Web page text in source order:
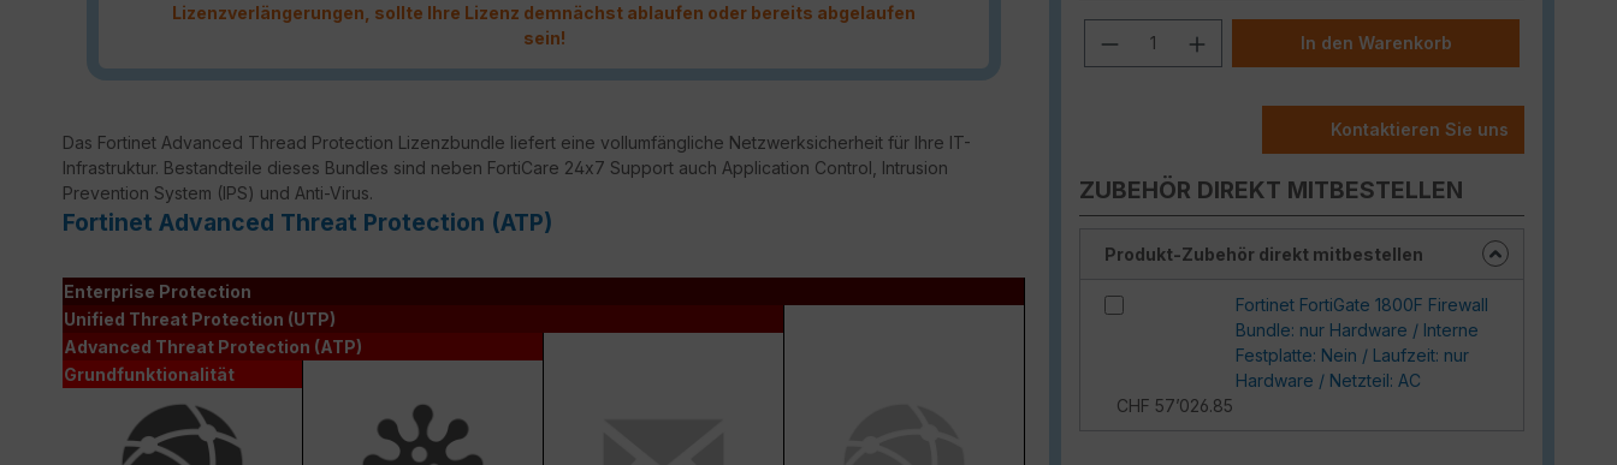
Produkt Anzahl: Gib den
In den Warenkorb
Kontaktieren Sie uns
ZUBEHÖR DIREKT MITBESTELLEN
Produkt-Zubehör direkt mitbestellen
Fortinet FortiGate 1800F Firewall
Bundle: nur Hardware / Interne
Festplatte: Nein / Laufzeit: nur
Hardware / Netzteil: AC
CHF 57’026.85
Lizenzverlängerungen, sollte Ihre Lizenz demnächst ablaufen oder bereits abgelaufen
sein!
Das Fortinet Advanced Thread Protection Lizenzbundle liefert eine vollumfängliche Netzwerksicherheit für Ihre IT-
Infrastruktur. Bestandteile dieses Bundles sind neben FortiCare 24x7 Support auch Application Control, Intrusion
Prevention System (IPS) und Anti-Virus.
Fortinet Advanced Threat Protection (ATP)
Enterprise Protection
Unified Threat Protection (UTP)
Advanced Threat Protection (ATP)
Grundfunktionalität